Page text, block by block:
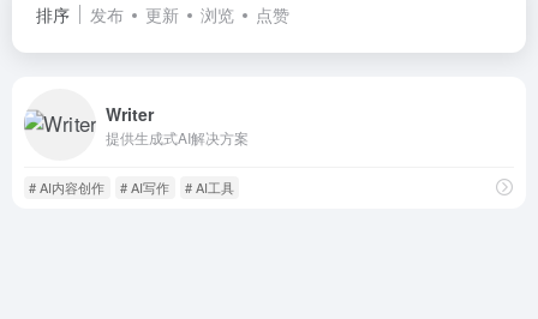
排序 发布 更新 浏览 点赞
Writer
提供生成式AI解决方案
# AI内容创作 # AI写作 # AI工具